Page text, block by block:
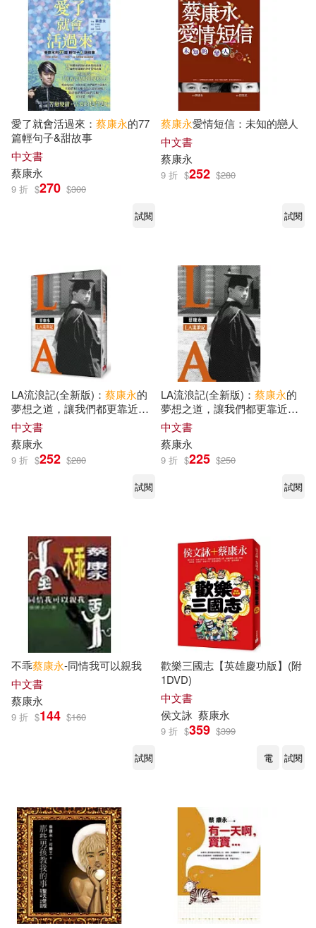
愛了就會活過來： 蔡康永的77
篇輕句子&甜故事
中文書
蔡康永
9 折 $270 $300
試閱
蔡康永愛情短信：未知的戀人
中文書
蔡康永
9 折 $252 $280
試閱
LA流浪記(全新版)： 蔡康永的
夢想之道，讓我們都更靠近自
己的夢想!
中文書
蔡康永
9 折 $252 $280
試閱
LA流浪記(全新版)： 蔡康永的
夢想之道，讓我們都更靠近自
己的夢想!
中文書
蔡康永
9 折 $225 $250
試閱
不乖蔡康永-同情我可以親我
中文書
蔡康永
9 折 $144 $160
試閱
歡樂三國志【英雄慶功版】(附
1DVD)
中文書
侯文詠 蔡康永
9 折 $359 $399
電
試閱